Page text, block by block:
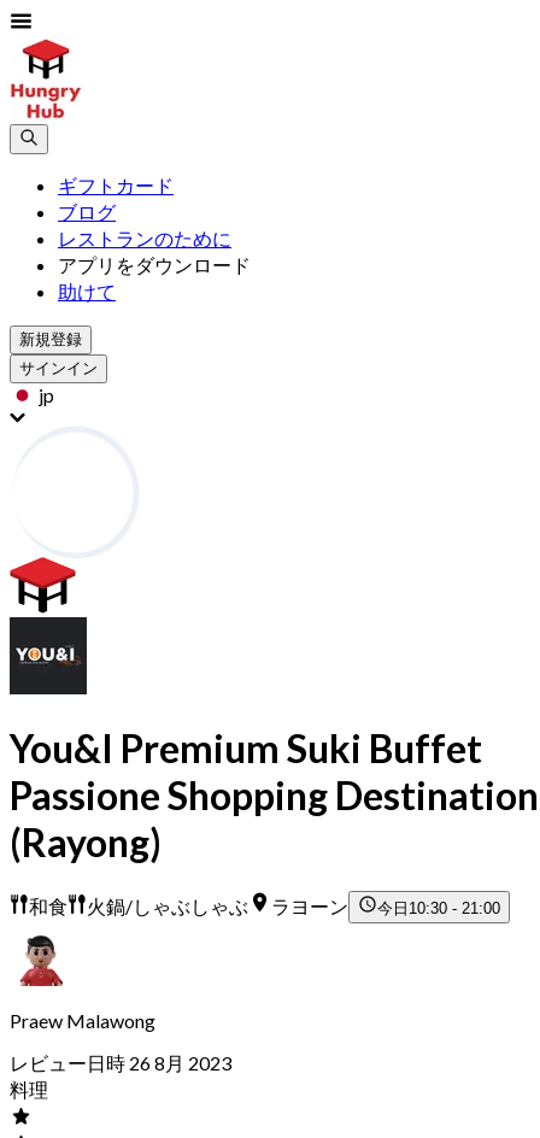
ギフトカード
ブログ
レストランのために
アプリをダウンロード
助けて
新規登録
サインイン
jp
You&I Premium Suki Buffet
Passione Shopping Destination
(Rayong)
和食 火鍋/しゃぶしゃぶ ラヨーン 今日 10:30 - 21:00
Praew Malawong
レビュー日時 26 8月 2023
料理